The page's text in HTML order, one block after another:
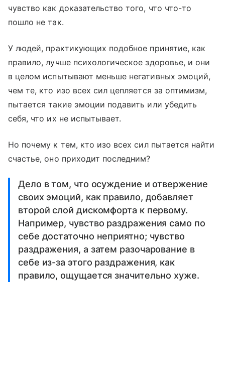
чувство как доказательство того, что что-то
пошло не так.
У людей, практикующих подобное принятие, как
правило, лучше психологическое здоровье, и они
в целом испытывают меньше негативных эмоций,
чем те, кто изо всех сил цепляется за оптимизм,
пытается такие эмоции подавить или убедить
себя, что их не испытывает.
Но почему к тем, кто изо всех сил пытается найти
счастье, оно приходит последним?
Дело в том, что осуждение и отвержение
своих эмоций, как правило, добавляет
второй слой дискомфорта к первому.
Например, чувство раздражения само по
себе достаточно неприятно; чувство
раздражения, а затем разочарование в
себе из-за этого раздражения, как
правило, ощущается значительно хуже.